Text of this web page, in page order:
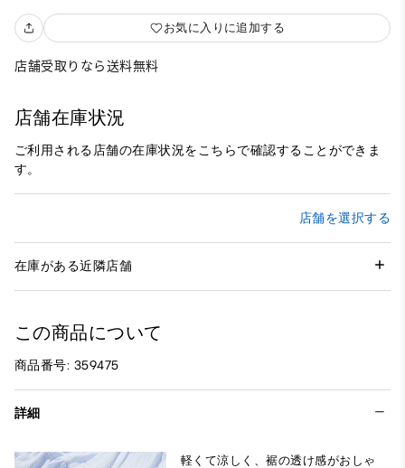
お気に入りに追加する
店舗受取りなら送料無料
店舗在庫状況
ご利用される店舗の在庫状況をこちらで確認することができま
す。
店舗を選択する
在庫がある近隣店舗
この商品について
商品番号: 359475
詳細
軽くて涼しく、裾の透け感がおしゃ